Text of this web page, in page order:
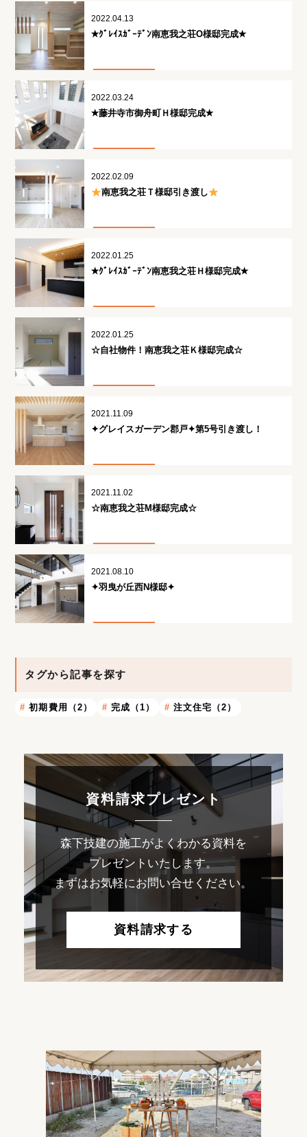
2022.04.13
✭ｸﾞﾚｲｽｶﾞｰﾃﾞﾝ南恵我之荘O様邸完成✭
2022.03.24
✭藤井寺市御舟町Ｈ様邸完成✭
2022.02.09
南恵我之荘Ｔ様邸引き渡し
2022.01.25
✭ｸﾞﾚｲｽｶﾞｰﾃﾞﾝ南恵我之荘Ｈ様邸完成✭
2022.01.25
☆自社物件！南恵我之荘Ｋ様邸完成☆
2021.11.09
✦グレイスガーデン郡戸✦第5号引き渡し！
2021.11.02
☆南恵我之荘M様邸完成☆
2021.08.10
✦羽曳が丘西N様邸✦
タグから記事を探す
初期費用（2） 完成（1） 注文住宅（2）
資料請求プレゼント
森下技建の施工がよくわかる資料を
プレゼントいたします。
まずはお気軽にお問い合せください。
資料請求する